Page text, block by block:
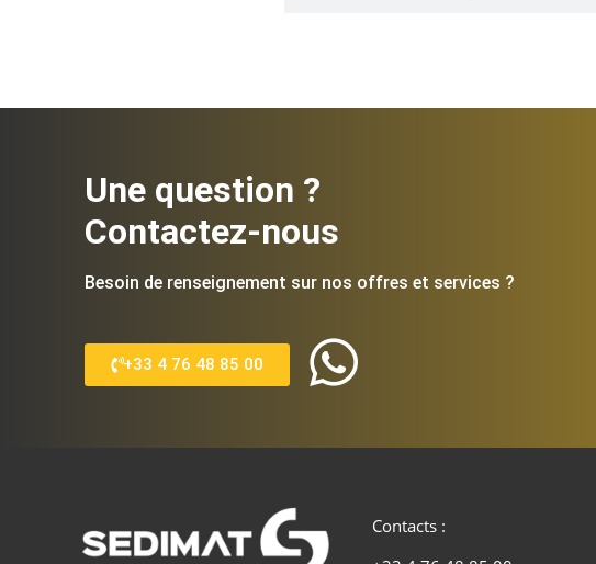
Une question ?
Contactez-nous
Besoin de renseignement sur nos offres et services ?
+33 4 76 48 85 00
Contacts :